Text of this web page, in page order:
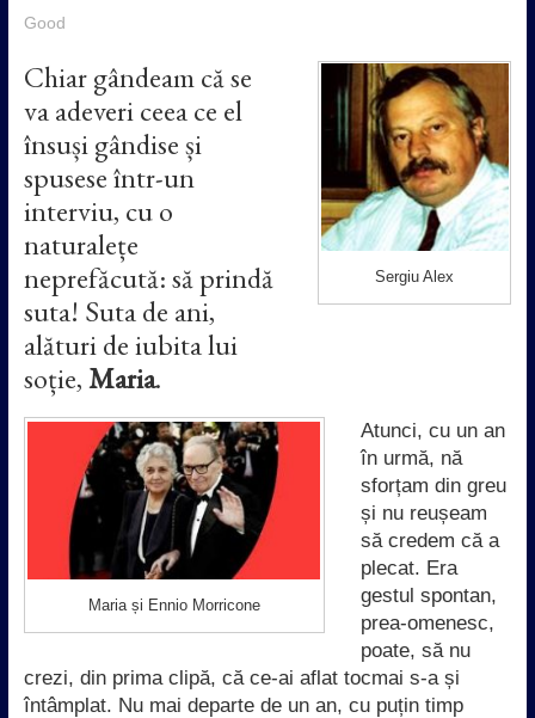
Good
Sergiu Alex
Chiar gândeam că se
va adeveri ceea ce el
însuși gândise și
spusese într-un
interviu, cu o
naturalețe
neprefăcută: să prindă
suta! Suta de ani,
alături de iubita lui
soție,Maria.
Maria și Ennio Morricone
Atunci, cu un an
în urmă, nă
sforțam din greu
și nu reușeam
să credem că a
plecat. Era
gestul spontan,
prea-omenesc,
poate, să nu
crezi, din prima clipă, că ce-ai aflat tocmai s-a și
întâmplat. Nu mai departe de un an, cu puțin timp